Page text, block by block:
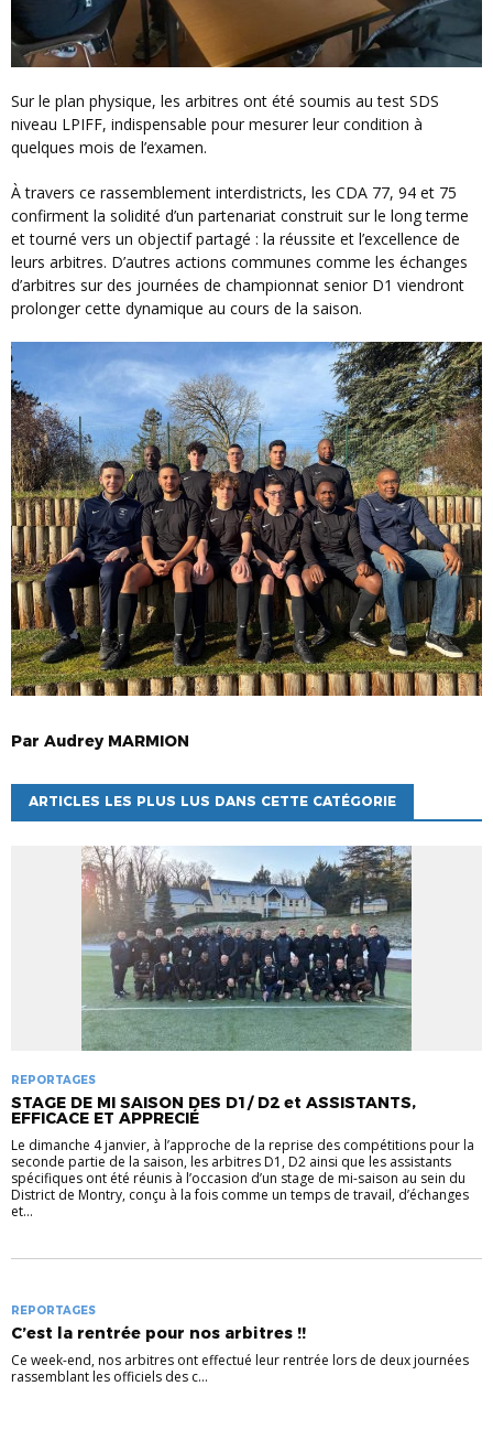
Sur le plan physique, les arbitres ont été soumis au test SDS
niveau LPIFF, indispensable pour mesurer leur condition à
quelques mois de l’examen.
À travers ce rassemblement interdistricts, les CDA 77, 94 et 75
confirment la solidité d’un partenariat construit sur le long terme
et tourné vers un objectif partagé : la réussite et l’excellence de
leurs arbitres. D’autres actions communes comme les échanges
d’arbitres sur des journées de championnat senior D1 viendront
prolonger cette dynamique au cours de la saison.
Par Audrey MARMION
ARTICLES LES PLUS LUS DANS CETTE CATÉGORIE
REPORTAGES
STAGE DE MI SAISON DES D1/ D2 et ASSISTANTS,
EFFICACE ET APPRECIÉ
Le dimanche 4 janvier, à l’approche de la reprise des compétitions pour la
seconde partie de la saison, les arbitres D1, D2 ainsi que les assistants
spécifiques ont été réunis à l’occasion d’un stage de mi-saison au sein du
District de Montry, conçu à la fois comme un temps de travail, d’échanges
et...
REPORTAGES
C’est la rentrée pour nos arbitres !!
Ce week-end, nos arbitres ont effectué leur rentrée lors de deux journées
rassemblant les officiels des c...